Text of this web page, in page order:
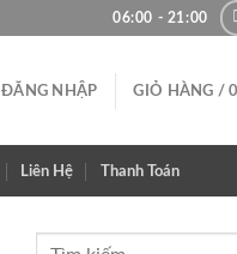
06:00 - 21:00
ĐĂNG NHẬP GIỎ HÀNG /0
Liên Hệ Thanh Toán